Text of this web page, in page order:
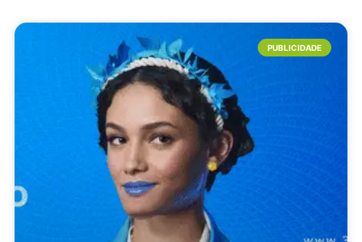
PUBLICIDADE